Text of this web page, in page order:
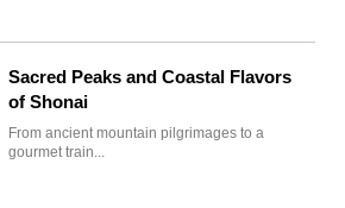
Sacred Peaks and Coastal Flavors
of Shonai
From ancient mountain pilgrimages to a
gourmet train...